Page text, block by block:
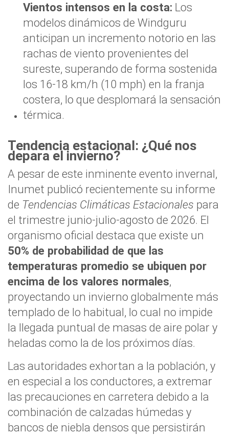
Vientos intensos en la costa: Los
modelos dinámicos de Windguru
anticipan un incremento notorio en las
rachas de viento provenientes del
sureste, superando de forma sostenida
los 16-18 km/h (10 mph) en la franja
costera, lo que desplomará la sensación
térmica.
Tendencia estacional: ¿Qué nos
depara el invierno?
A pesar de este inminente evento invernal,
Inumet publicó recientemente su informe
de Tendencias Climáticas Estacionales para
el trimestre junio-julio-agosto de 2026. El
organismo oficial destaca que existe un
50% de probabilidad de que las
temperaturas promedio se ubiquen por
encima de los valores normales,
proyectando un invierno globalmente más
templado de lo habitual, lo cual no impide
la llegada puntual de masas de aire polar y
heladas como la de los próximos días.
Las autoridades exhortan a la población, y
en especial a los conductores, a extremar
las precauciones en carretera debido a la
combinación de calzadas húmedas y
bancos de niebla densos que persistirán